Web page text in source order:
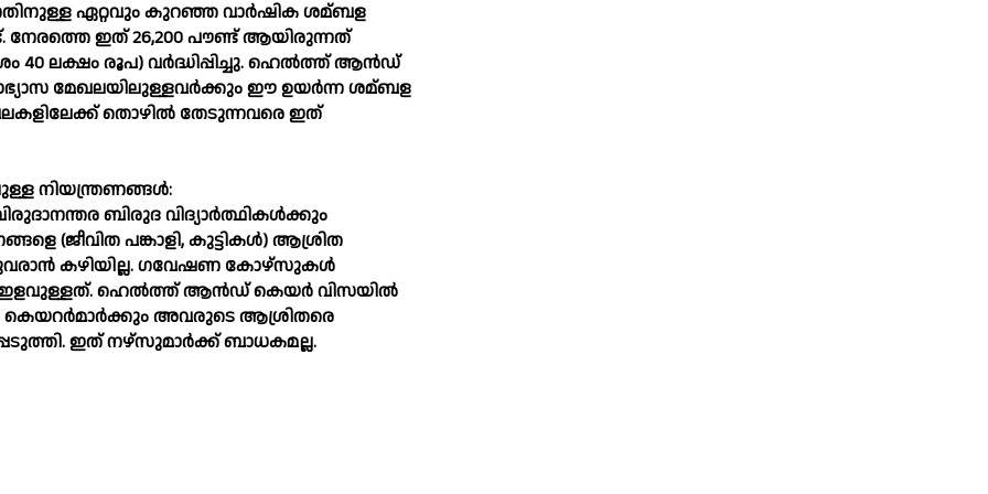
ഏറ്റവും കുറഞ്ഞ വാര്‍ഷിക ശമ്ബള
നേരത്തെ ഇത് 26,200 പൗണ്ട് ആയിരുന്നത്
40 ലക്ഷം രൂപ) വര്‍ദ്ധിപ്പിച്ചു. ഹെല്‍ത്ത് ആന്‍ഡ്
മേഖലയിലുള്ളവര്‍ക്കും ഈ ഉയര്‍ന്ന ശമ്ബള
തൊഴില്‍ തേടുന്നവരെ ഇത്
നിയന്ത്രണങ്ങള്‍:
ബിരുദ വിദ്യാര്‍ത്ഥികള്‍ക്കും
(ജീവിത പങ്കാളി, കുട്ടികള്‍) ആശ്രിത
കഴിയില്ല. ഗവേഷണ കോഴ്സുകള്‍
ഇളവുള്ളത്. ഹെല്‍ത്ത് ആന്‍ഡ് കെയര്‍ വിസയില്‍
കെയറര്‍മാര്‍ക്കും അവരുടെ ആശ്രിതരെ
ഇത് നഴ്‌സുമാര്‍ക്ക് ബാധകമല്ല.